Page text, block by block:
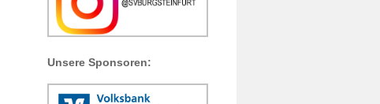
Unsere Sponsoren: